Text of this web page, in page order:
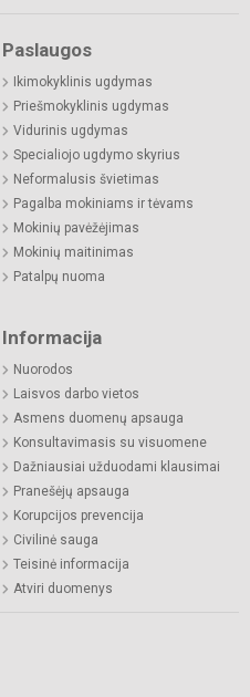
Paslaugos
Ikimokyklinis ugdymas
Priešmokyklinis ugdymas
Vidurinis ugdymas
Specialiojo ugdymo skyrius
Neformalusis švietimas
Pagalba mokiniams ir tėvams
Mokinių pavėžėjimas
Mokinių maitinimas
Patalpų nuoma
Informacija
Nuorodos
Laisvos darbo vietos
Asmens duomenų apsauga
Konsultavimasis su visuomene
Dažniausiai užduodami klausimai
Pranešėjų apsauga
Korupcijos prevencija
Civilinė sauga
Teisinė informacija
Atviri duomenys